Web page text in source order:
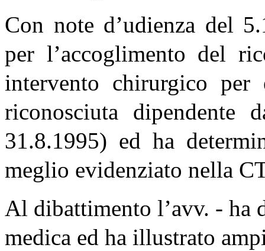
Con note d’udienza del
per l’accoglimento del
intervento chirurgico
riconosciuta
31.8.1995) ed ha
meglio evidenziato nella
Al dibattimento l’avv. - ha
medica ed ha illustrato